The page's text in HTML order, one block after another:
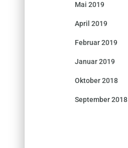
Mai 2019
April 2019
Februar 2019
Januar 2019
Oktober 2018
September 2018